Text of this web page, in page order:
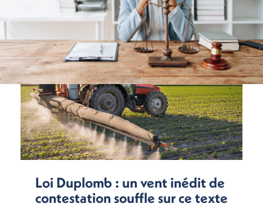
Loi Duplomb : un vent inédit de
contestation souffle sur ce texte